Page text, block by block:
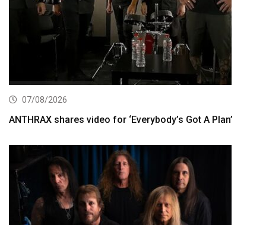
07/08/2026
ANTHRAX shares video for ‘Everybody’s Got A Plan’